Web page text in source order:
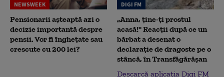
NEWSWEEK
Pensionarii așteaptă azi o
decizie importantă despre
pensii. Vor fi înghețate sau
crescute cu 200 lei?
DIGI FM
„Anna, ţine-ţi prostul
acasă!" Reacţii după ce un
bărbat a desenat o
declaraţie de dragoste pe o
stâncă, în Transfăgărăşan
Descarcă aplicația Digi FM